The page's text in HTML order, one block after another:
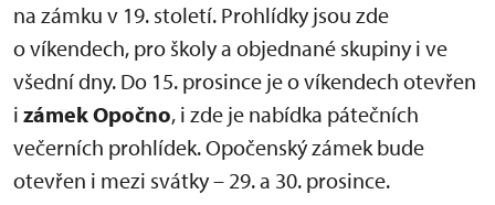
na zámku v 19. století. Prohlídky jsou zde
o víkendech, pro školy a objednané skupiny i ve
všední dny. Do 15. prosince je o víkendech otevřen
i zámek Opočno, i zde je nabídka pátečních
večerních prohlídek. Opočenský zámek bude
otevřen i mezi svátky – 29. a 30. prosince.